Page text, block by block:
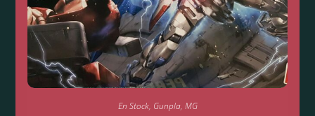
En Stock, Gunpla, MG